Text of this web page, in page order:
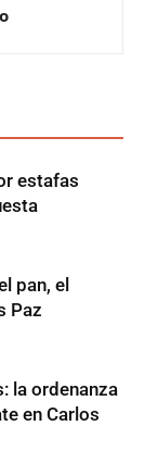
estafas
pan, el
Paz
la ordenanza
en Carlos